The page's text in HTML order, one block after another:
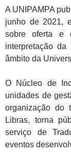
A UNIPAMPA
junho de 2021,
sobre oferta e
interpretação
âmbito da
O Núcleo de
unidades de
organização do
Libras, torna
serviço de
eventos